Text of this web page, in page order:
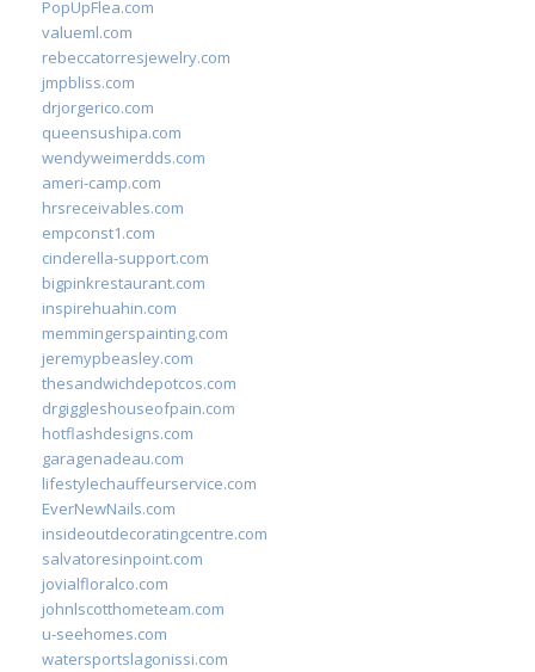
PopUpFlea.com
valueml.com
rebeccatorresjewelry.com
jmpbliss.com
drjorgerico.com
queensushipa.com
wendyweimerdds.com
ameri-camp.com
hrsreceivables.com
empconst1.com
cinderella-support.com
bigpinkrestaurant.com
inspirehuahin.com
memmingerspainting.com
jeremypbeasley.com
thesandwichdepotcos.com
drgiggleshouseofpain.com
hotflashdesigns.com
garagenadeau.com
lifestylechauffeurservice.com
EverNewNails.com
insideoutdecoratingcentre.com
salvatoresinpoint.com
jovialfloralco.com
johnlscotthometeam.com
u-seehomes.com
watersportslagonissi.com